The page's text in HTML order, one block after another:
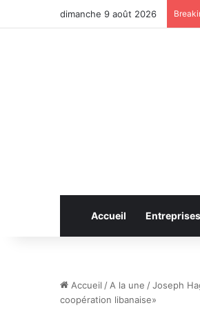
dimanche 9 août 2026
Accueil Entreprises
Accueil / A la une /Joseph
coopération libanaise»